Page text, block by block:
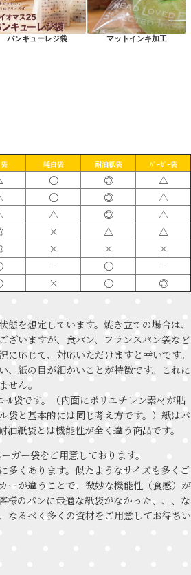
パンキューレジ袋 マットインキ加工
純白袋 耐油紙袋 ﾊﾞｰｶﾞｰ袋
〇 ◎ △
〇 ◎ △
△ ◎ △
× △ △
× × ×
- 〇 -
× 〇 ◎
を想定しています。焼き立ての場合は、
ざいますが、食パン、フランスパン袋など
に応じて、対応いただけますと幸いです。
、紙の目が細かいことが特徴です。これに
せん。
ﾙ袋です。（内面にポリエチレン素材が貼
袋と基本的には同じ考え方です。）紙はバ
油紙袋とは機能性が全く違う商品です。
ガー袋をご用意しております。
多くあります。似たようなサイズも多くご
ーが違うことで、微妙な機能性（食感）が
様のパンに最適な紙袋がなかった、、、な
なるべく多くの資材をご用意してお待ちい